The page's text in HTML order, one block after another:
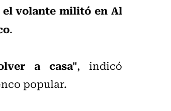
el volante militó en Al
.
a casa", indicó
popular.